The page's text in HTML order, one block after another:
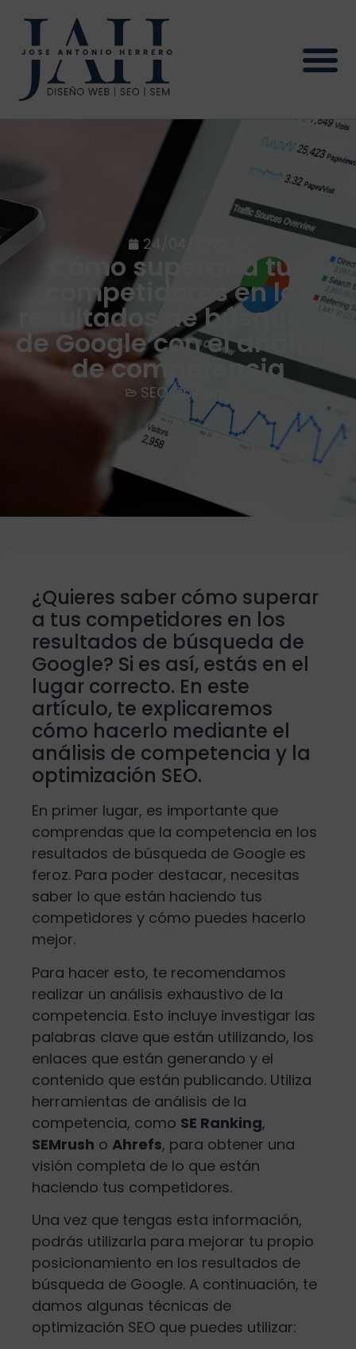
24/04/2023
Cómo superar a tus
competidores en los
resultados de búsqueda
de Google con el análisis
de competencia
SEO On Page
¿Quieres saber cómo superar
a tus competidores en los
resultados de búsqueda de
Google? Si es así, estás en el
lugar correcto. En este
artículo, te explicaremos
cómo hacerlo mediante el
análisis de competencia y la
optimización SEO.
En primer lugar, es importante que
comprendas que la competencia en los
resultados de búsqueda de Google es
feroz. Para poder destacar, necesitas
saber lo que están haciendo tus
competidores y cómo puedes hacerlo
mejor.
Para hacer esto, te recomendamos
realizar un análisis exhaustivo de la
competencia. Esto incluye investigar las
palabras clave que están utilizando, los
enlaces que están generando y el
contenido que están publicando. Utiliza
herramientas de análisis de la
competencia, como SE Ranking,
SEMrush o Ahrefs, para obtener una
visión completa de lo que están
haciendo tus competidores.
Una vez que tengas esta información,
podrás utilizarla para mejorar tu propio
posicionamiento en los resultados de
búsqueda de Google. A continuación, te
damos algunas técnicas de
optimización SEO que puedes utilizar: